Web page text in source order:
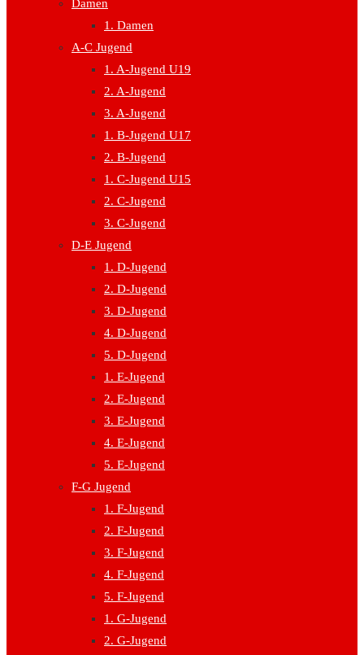
Damen
1. Damen
A-C Jugend
1. A-Jugend U19
2. A-Jugend
3. A-Jugend
1. B-Jugend U17
2. B-Jugend
1. C-Jugend U15
2. C-Jugend
3. C-Jugend
D-E Jugend
1. D-Jugend
2. D-Jugend
3. D-Jugend
4. D-Jugend
5. D-Jugend
1. E-Jugend
2. E-Jugend
3. E-Jugend
4. E-Jugend
5. E-Jugend
F-G Jugend
1. F-Jugend
2. F-Jugend
3. F-Jugend
4. F-Jugend
5. F-Jugend
1. G-Jugend
2. G-Jugend